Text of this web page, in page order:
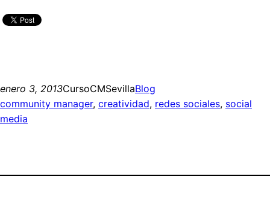
enero 3, 2013CursoCMSevillaBlog
community manager, creatividad, redes sociales, social
media